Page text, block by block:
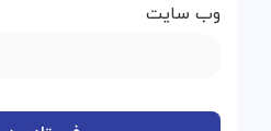
وب‌ سایت